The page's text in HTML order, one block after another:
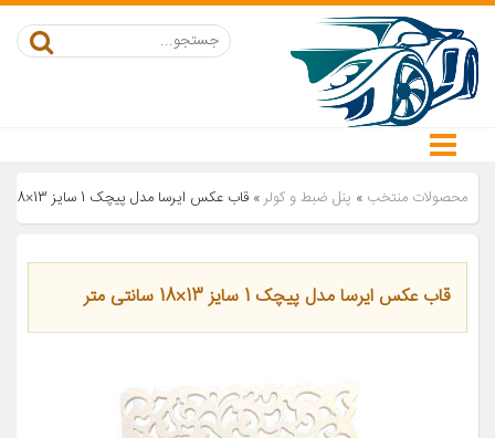
محصولات منتخب » پنل ضبط و کولر» قاب عکس ایرسا مدل پیچک 1 سایز 13×18 سانتی متر
قاب عکس ایرسا مدل پیچک 1 سایز 13×18 سانتی متر